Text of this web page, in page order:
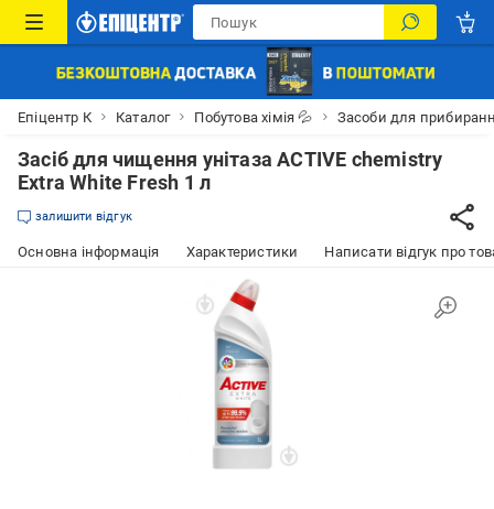
Епіцентр К Каталог Побутова хімія 💦 Засоби для
Засіб для чищення унітаза ACTIVE chemistry
Extra White Fresh 1 л
залишити відгук
Основна інформація Характеристики Написати відгук про